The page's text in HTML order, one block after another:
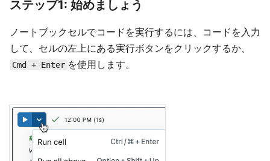
ステップ1: 始めましょう
ノートブックセルでコードを実行するには、コードを入力
して、セルの左上にある実行ボタンをクリックするか、
Cmd + Enter を使用します。